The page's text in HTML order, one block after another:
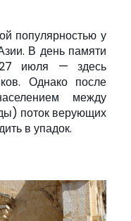
популярностью у
В день памяти
июля — здесь
Однако после
между
поток верующих
в упадок.